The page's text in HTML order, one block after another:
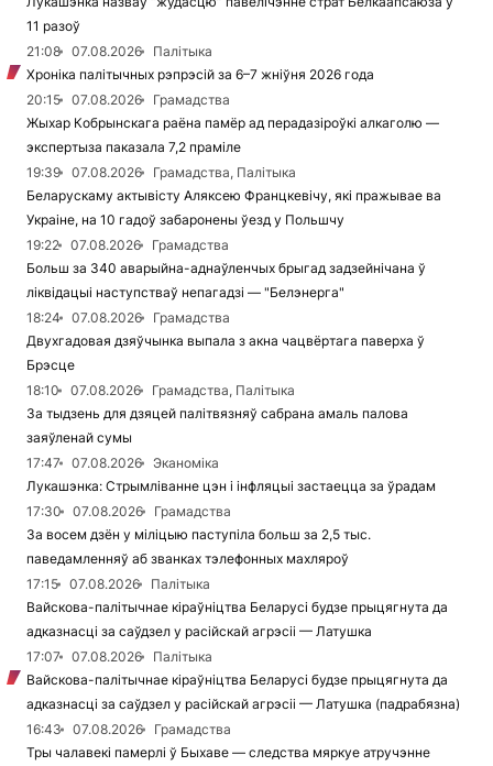
11 разоў
21:08
07.08.2026
Палітыка
Хроніка палітычных рэпрэсій за 6–7 жніўня 2026 года
20:15
07.08.2026
Грамадства
Жыхар Кобрынскага раёна памёр ад перадазіроўкі алкаголю —
экспертыза паказала 7,2 праміле
19:39
07.08.2026
Грамадства, Палітыка
Беларускаму актывісту Аляксею Францкевічу, які пражывае ва
Украіне, на 10 гадоў забаронены ўезд у Польшчу
19:22
07.08.2026
Грамадства
Больш за 340 аварыйна-аднаўленчых брыгад задзейнічана ў
ліквідацыі наступстваў непагадзі — "Белэнерга"
18:24
07.08.2026
Грамадства
Двухгадовая дзяўчынка выпала з акна чацвёртага паверха ў
Брэсце
18:10
07.08.2026
Грамадства, Палітыка
За тыдзень для дзяцей палітвязняў сабрана амаль палова
заяўленай сумы
17:47
07.08.2026
Эканоміка
Лукашэнка: Стрымліванне цэн і інфляцыі застаецца за ўрадам
17:30
07.08.2026
Грамадства
За восем дзён у міліцыю паступіла больш за 2,5 тыс.
паведамленняў аб званках тэлефонных махляроў
17:15
07.08.2026
Палітыка
Вайскова-палітычнае кіраўніцтва Беларусі будзе прыцягнута да
адказнасці за саўдзел у расійскай агрэсіі — Латушка
17:07
07.08.2026
Палітыка
Вайскова-палітычнае кіраўніцтва Беларусі будзе прыцягнута да
адказнасці за саўдзел у расійскай агрэсіі — Латушка (падрабязна)
16:43
07.08.2026
Грамадства
Тры чалавекі памерлі ў Быхаве — следства мяркуе атручэнне